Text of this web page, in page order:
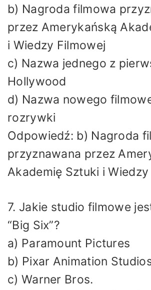
b) Nagroda filmowa
przez Amerykańską
i Wiedzy Filmowej
c) Nazwa jednego z
Hollywood
d) Nazwa nowego
rozrywki
Odpowiedź: b) Nagroda
przyznawana przez
Akademię Sztuki i
7. Jakie studio filmowe
“Big Six”?
a) Paramount Pictures
b) Pixar Animation
c) Warner Bros.